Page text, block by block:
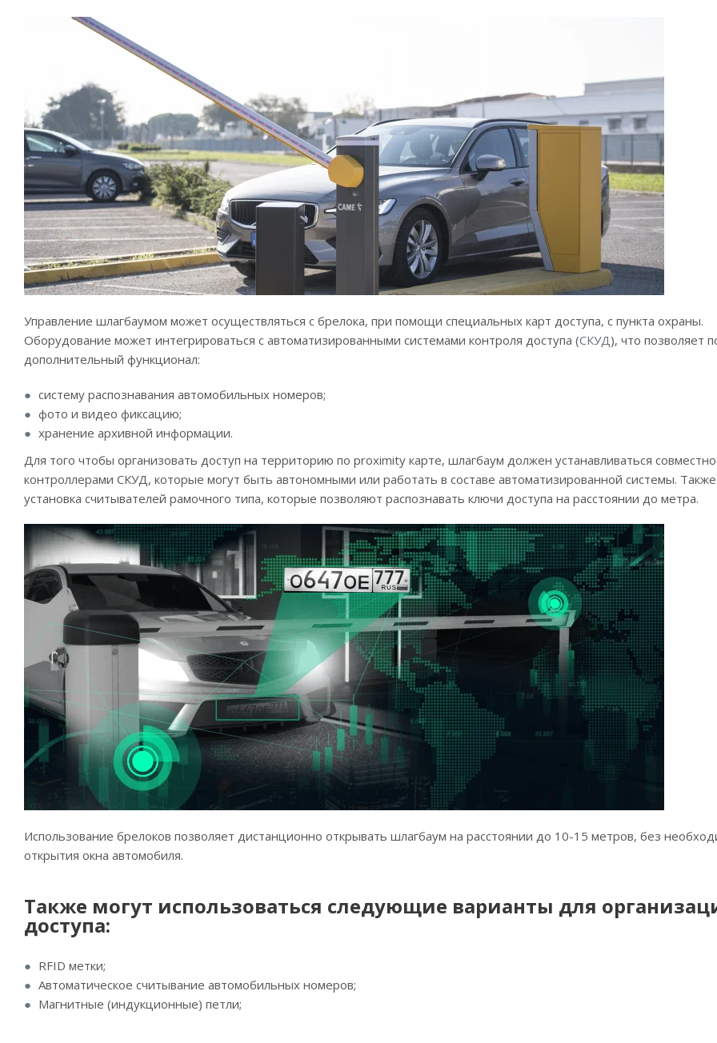
Управление шлагбаумом может осуществляться с брелока, при помощи специальных карт доступа, с пункта охраны.
Оборудование может интегрироваться с автоматизированными системами контроля доступа (СКУД), что позволяет
дополнительный функционал:
систему распознавания автомобильных номеров;
фото и видео фиксацию;
хранение архивной информации.
Для того чтобы организовать доступ на территорию по proximity карте, шлагбаум должен устанавливаться
контроллерами СКУД, которые могут быть автономными или работать в составе автоматизированной системы.
установка считывателей рамочного типа, которые позволяют распознавать ключи доступа на расстоянии до метра.
Использование брелоков позволяет дистанционно открывать шлагбаум на расстоянии до 10-15 метров, без
открытия окна автомобиля.
Также могут использоваться следующие варианты для
доступа:
RFID метки;
Автоматическое считывание автомобильных номеров;
Магнитные (индукционные) петли;